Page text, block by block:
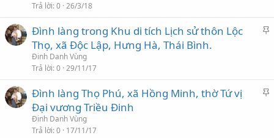
Trả lời 0 26/3/18
C
Đình làng trong Khu di tích Lịch sử thôn Lộc
Thọ, xã Độc Lập, Hưng Hà, Thái Bình.
Đinh Danh Vùng
Trả lời 0 29/11/17
C
Đình làng Thọ Phú, xã Hồng Minh, thờ Tứ vị
Đại vương Triều Đinh
Đinh Danh Vùng
Trả lời 0 17/11/17